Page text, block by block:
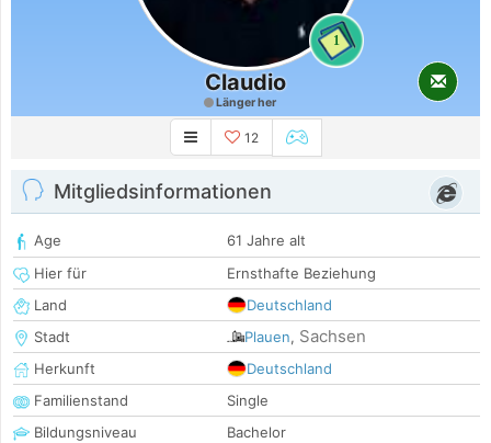
1
Claudio
Länger her
12
Mitgliedsinformationen
Age
61 Jahre alt
Hier für
Ernsthafte Beziehung
Land
Deutschland
Stadt
Plauen, Sachsen
Herkunft
Deutschland
Familienstand
Single
Bildungsniveau
Bachelor